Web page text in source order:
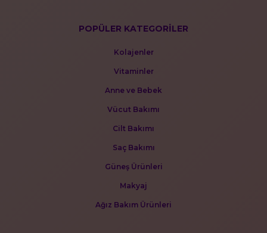
POPÜLER KATEGORİLER
Kolajenler
Vitaminler
Anne ve Bebek
Vücut Bakımı
Cilt Bakımı
Saç Bakımı
Güneş Ürünleri
Makyaj
Ağız Bakım Ürünleri